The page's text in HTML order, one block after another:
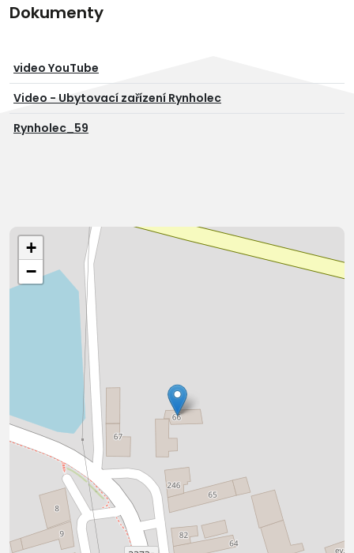
Dokumenty
video YouTube
Video - Ubytovací zařízení Rynholec
Rynholec_59
+
−